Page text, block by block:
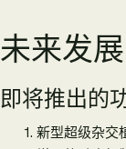
未来发展
即将推出的
新型超级杂交